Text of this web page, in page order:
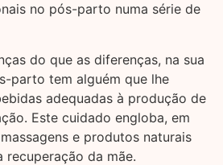
no pós-parto numa série de
do que as diferenças, na sua
parto tem alguém que lhe
adequadas à produção de
Este cuidado engloba, em
e produtos naturais
da mãe.